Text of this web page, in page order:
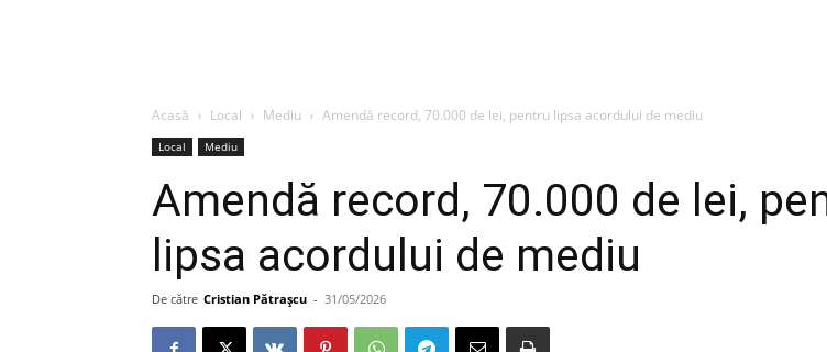
Acasă Local Mediu Amendă record, 70.000 de lei, pentru lipsa acordului de mediu
Local Mediu
Amendă record, 70.000 de lei,
lipsa acordului de mediu
De către Cristian Pătrașcu - 31/05/2026